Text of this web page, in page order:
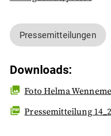
Pressemitteilungen
Downloads:
Foto Helma
Pressemitteilung